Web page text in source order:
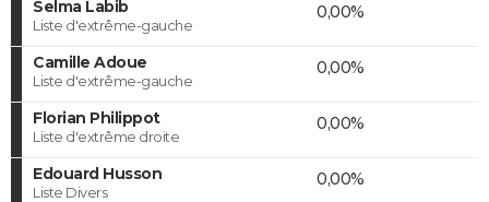
Selma Labib
Liste d'extrême-gauche
0,00%
Camille Adoue
Liste d'extrême-gauche
0,00%
Florian Philippot
Liste d'extrême droite
0,00%
Edouard Husson
Liste Divers
0,00%